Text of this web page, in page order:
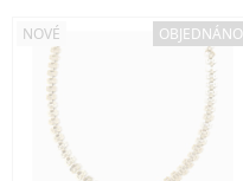
NOVÉ OBJEDNÁNO